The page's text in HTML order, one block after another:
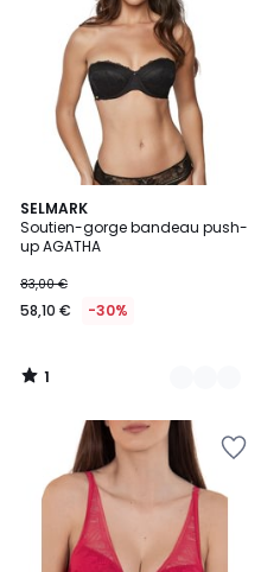
SELMARK
Soutien-gorge bandeau push-
up AGATHA
83,00 €
58,10 € -30%
1
/
5
2
Couleurs
1
/